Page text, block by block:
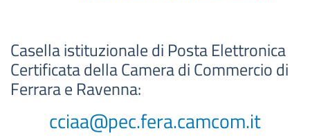
Casella istituzionale di Posta Elettronica
Certificata della Camera di Commercio di
Ferrara e Ravenna:
cciaa@pec.fera.camcom.it